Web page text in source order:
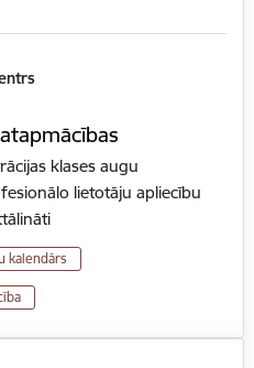
klases augu
lietotāju apliecību
kalendārs